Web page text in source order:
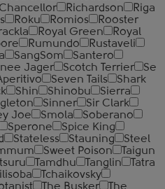
Richardson
Riga
Roku Romios
Rooster
Royal Green
Royal
Rumundo
Rustaveli
SangSom
Santero
Jager Scotch Terrier
Se
Seven Tails
Shark
Shin Shinobu
Sierra
Sinner
Sir Clark
Joe Smola
Soberano
Sperone
Spice King
Stateless Stauning
Steel
Sweet Poison
Taigun
Tamdhu Tanglin
Tatra
Tchaikovsky